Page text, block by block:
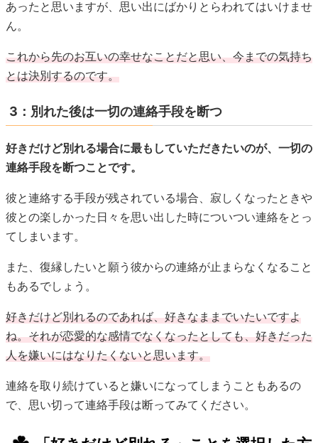
あったと思いますが、思い出にばかりとらわれてはいけませ
ん。
これから先のお互いの幸せなことだと思い、今までの気持ち
とは決別するのです。
3：別れた後は一切の連絡手段を断つ
好きだけど別れる場合に最もしていただきたいのが、一切の
連絡手段を断つことです。
彼と連絡する手段が残されている場合、寂しくなったときや
彼との楽しかった日々を思い出した時についつい連絡をとっ
てしまいます。
また、復縁したいと願う彼からの連絡が止まらなくなること
もあるでしょう。
好きだけど別れるのであれば、好きなままでいたいですよ
ね。それが恋愛的な感情でなくなったとしても、好きだった
人を嫌いにはなりたくないと思います。
連絡を取り続けていると嫌いになってしまうこともあるの
で、思い切って連絡手段は断ってみてください。